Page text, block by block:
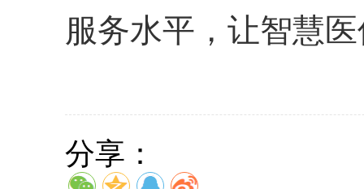
服务水平， 让智慧
分享：